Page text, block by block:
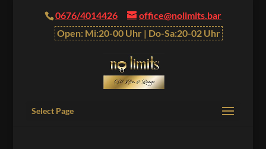
0676/4014426
office@nolimits.bar
Open: Mi:20-00 Uhr | Do-Sa:20-02 Uhr
Select Page